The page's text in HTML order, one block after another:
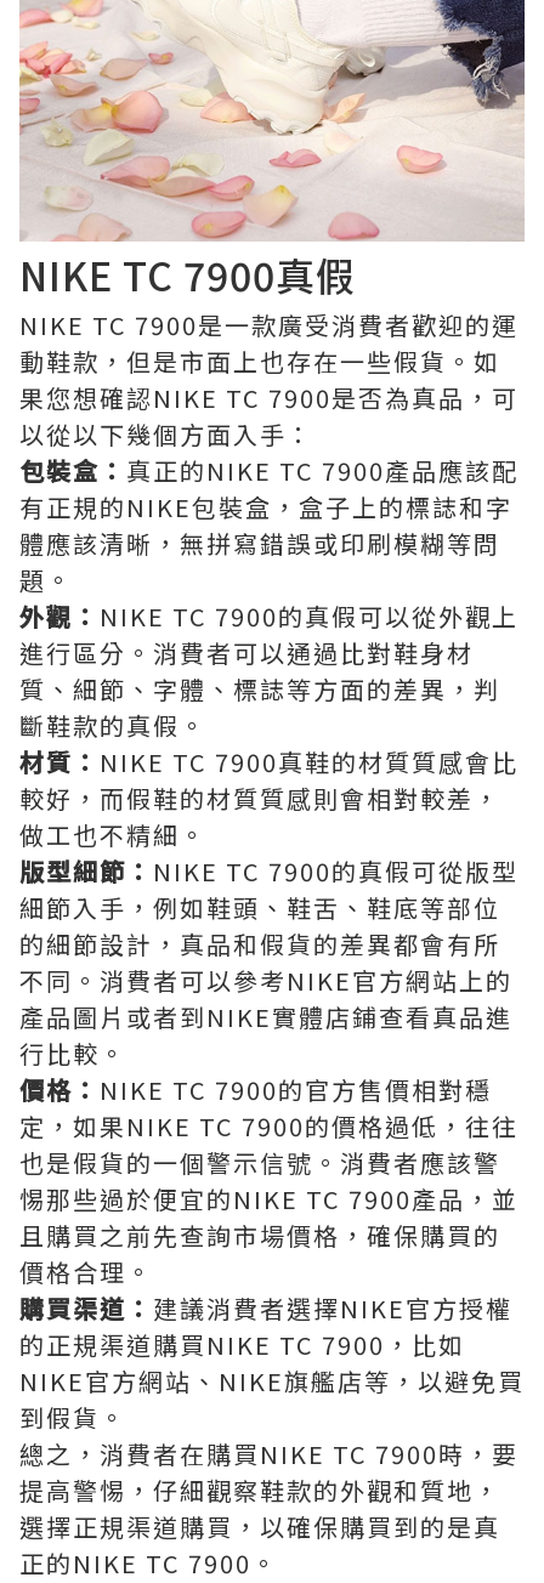
NIKE TC 7900真假
NIKE TC 7900是一款廣受消費者歡迎的運
動鞋款，但是市面上也存在一些假貨。如
果您想確認NIKE TC 7900是否為真品，可
以從以下幾個方面入手：
包裝盒： 真正的NIKE TC 7900產品應該配
有正規的NIKE包裝盒，盒子上的標誌和字
體應該清晰，無拼寫錯誤或印刷模糊等問
題。
外觀： NIKE TC 7900的真假可以從外觀上
進行區分。消費者可以通過比對鞋身材
質、細節、字體、標誌等方面的差異，判
斷鞋款的真假。
材質： NIKE TC 7900真鞋的材質質感會比
較好，而假鞋的材質質感則會相對較差，
做工也不精細。
版型細節： NIKE TC 7900的真假可從版型
細節入手，例如鞋頭、鞋舌、鞋底等部位
的細節設計，真品和假貨的差異都會有所
不同。消費者可以參考NIKE官方網站上的
產品圖片或者到NIKE實體店鋪查看真品進
行比較。
價格： NIKE TC 7900的官方售價相對穩
定，如果NIKE TC 7900的價格過低，往往
也是假貨的一個警示信號。消費者應該警
惕那些過於便宜的NIKE TC 7900產品，並
且購買之前先查詢市場價格，確保購買的
價格合理。
購買渠道： 建議消費者選擇NIKE官方授權
的正規渠道購買NIKE TC 7900，比如
NIKE官方網站、NIKE旗艦店等，以避免買
到假貨。
總之，消費者在購買NIKE TC 7900時，要
提高警惕，仔細觀察鞋款的外觀和質地，
選擇正規渠道購買，以確保購買到的是真
正的NIKE TC 7900。